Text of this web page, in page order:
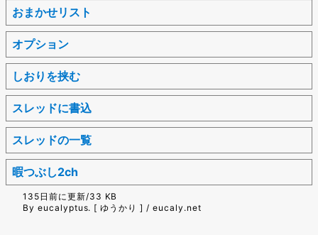
おまかせリスト
オプション
しおりを挟む
スレッドに書込
スレッドの一覧
暇つぶし2ch
135日前に更新/33 KB
By eucalyptus. [ ゆうかり ] / eucaly.net